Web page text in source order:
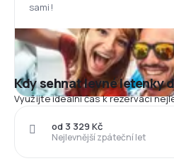
sami!
Kdy sehnat levné letenky
Využijte ideální čas k rezervaci
Nejlevnější zpáteční let
od 3 329 Kč